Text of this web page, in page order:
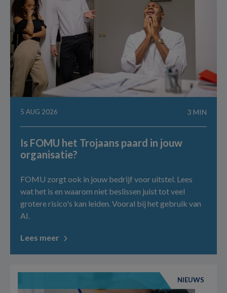
5 AUG 2026 3 MIN
Is FOMU het Trojaans paard in jouw
organisatie?
FOMU zorgt ook in jouw bedrijf voor uitstel. Lees
wat het is en waarom niet beslissen juist tot veel
grotere risico's kan leiden. Vooral bij het gebruik van
AI.
Lees meer
NIEUWS